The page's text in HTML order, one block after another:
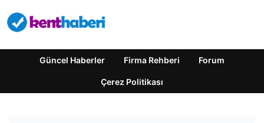
Güncel Haberler Firma Rehberi Forum
Çerez Politikası